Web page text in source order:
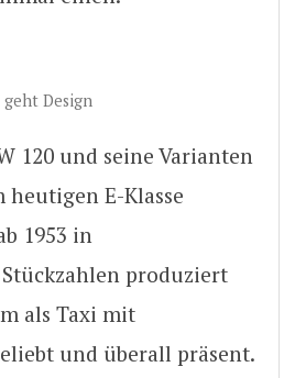
geht Design
120 und seine Varianten
heutigen E-Klasse
1953 in
produziert
als Taxi mit
und überall präsent.